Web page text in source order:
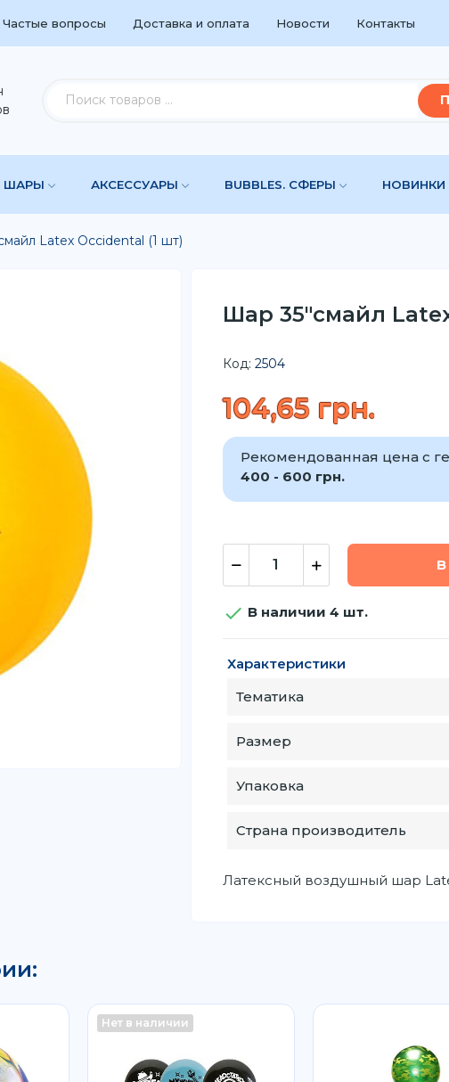
Частые вопросы Доставка и оплата Новости Контакты
ШАРЫ АКСЕССУАРЫ BUBBLES. СФЕРЫ НОВИНКИ
Latex Occidental (1 шт)
Шар 35"смайл
Код: 2504
104,65 грн.
Рекомендованная цена с
400 - 600 грн.
 В наличии 4 шт.
Характеристики
Тематика
Размер
Упаковка
Страна производитель
Латексный воздушный шар
Нет в наличии